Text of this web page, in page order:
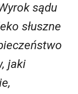
sądu
słuszne
jaki